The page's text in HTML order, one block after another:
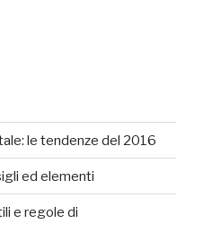
le tendenze del 2016
ed elementi
e regole di